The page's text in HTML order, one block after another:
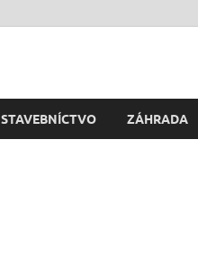
STAVEBNÍCTVO ZÁHRADA